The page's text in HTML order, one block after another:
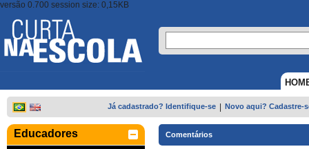
versão 0.700 session size: 0,15KB
Já cadastrado? Identifique-se Novo aqui? Cadastre-
Educadores Comentários